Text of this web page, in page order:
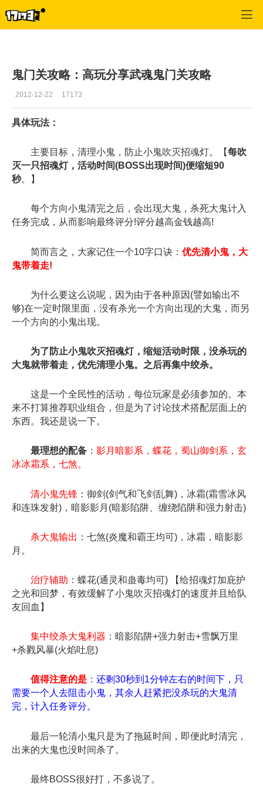
鬼门关攻略：高玩分享武魂鬼门关攻略
2012-12-22 17173
具体玩法：
主要目标，清理小鬼，防止小鬼吹灭招魂灯。【每吹
灭一只招魂灯，活动时间(BOSS出现时间)便缩短90
秒。】
每个方向小鬼清完之后，会出现大鬼，杀死大鬼计入
任务完成，从而影响最终评分!评分越高金钱越高!
简而言之，大家记住一个10字口诀： 优先清小鬼，大
鬼带着走!
为什么要这么说呢，因为由于各种原因(譬如输出不
够)在一定时限里面，没有杀光一个方向出现的大鬼，而另
一个方向的小鬼出现。
为了防止小鬼吹灭招魂灯，缩短活动时限，没杀玩的
大鬼就带着走，优先清理小鬼。之后再集中绞杀。
这是一个全民性的活动，每位玩家是必须参加的。本
来不打算推荐职业组合，但是为了讨论技术搭配层面上的
东西。我还是说一下。
最理想的配备 ： 影月暗影系，蝶花，蜀山御剑系，玄
冰冰霜系，七煞。
清小鬼先锋 ：御剑(剑气和飞剑乱舞)，冰霜(霜雪冰风
和连珠发射)，暗影影月(暗影陷阱、缠绕陷阱和强力射击)
杀大鬼输出 ：七煞(炎魔和霸王均可)，冰霜，暗影影
月。
治疗辅助 ：蝶花(通灵和蛊毒均可) 【给招魂灯加庇护
之光和回梦，有效缓解了小鬼吹灭招魂灯的速度并且给队
友回血】
集中绞杀大鬼利器 ：暗影陷阱+强力射击+雪飘万里
+杀戮风暴(火焰吐息)
值得注意的是 ： 还剩30秒到1分钟左右的时间下，只
需要一个人去阻击小鬼，其余人赶紧把没杀玩的大鬼清
完，计入任务评分。
最后一轮清小鬼只是为了拖延时间，即便此时清完，
出来的大鬼也没时间杀了。
最终BOSS很好打，不多说了。